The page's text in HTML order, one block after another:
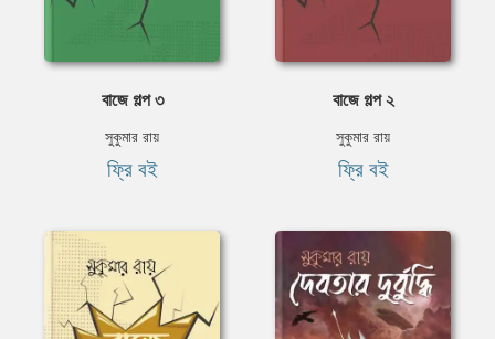
বাজে গল্প ৩
সুকুমার রায়
ফ্রি বই
বাজে গল্প ২
সুকুমার রায়
ফ্রি বই